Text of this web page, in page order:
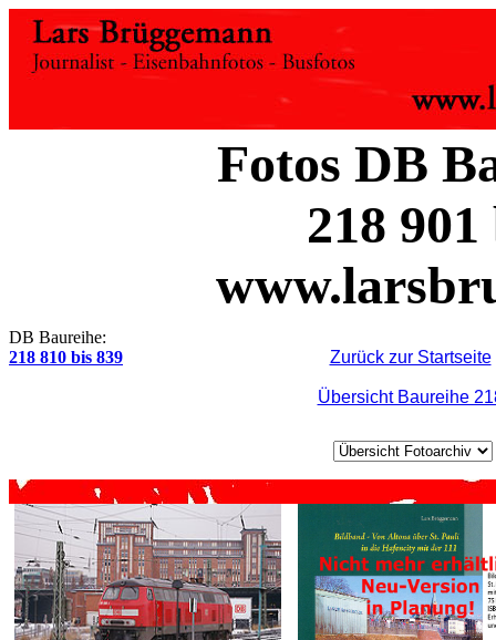
Fotos DB
218
DB Baureihe:
218 810 bis 839
Zurück zur Startseite
Übersicht Baureihe